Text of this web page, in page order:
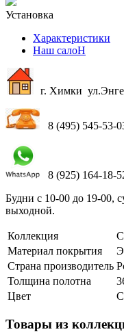
Установка
Характеристики
Наш салоН
г. Химки
8 (495) 545-53-
8 (925) 164-18-
Будни с 10-00 до 19-00,
выходной.
Коллекция
Материал покрытия
Страна производитель
Толщина полотна
Цвет
Товары из